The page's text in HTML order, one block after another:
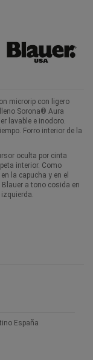
microrip con ligero
Sorona® Aura
lavable e inodoro.
Forro interior de la
oculta por cinta
interior. Como
la capucha y en el
a tono cosida en
España